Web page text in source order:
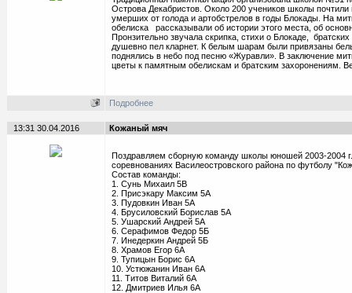
Острова Декабристов. Около 200 учеников школы почтили
умерших от голода и артобстрелов в годы Блокады. На
обелиска рассказывали об истории этого места, об
Пронзительно звучала скрипка, стихи о Блокаде,
душевно пел кларнет. К белым шарам были привязаны
поднялись в небо под песню «Журавли». В заключение
цветы к памятным обелискам и братским захоронениям.
Подробнее
13:31 30.04.2016 Кожаный мяч
Поздравляем сборную команду школы юношей 2003-2004
соревнованиях Василеостровского района по футболу
Состав команды:
1. Сунь Михаил 5В
2. Присэкару Максим 5А
3. Пудовкин Иван 5А
4. Брусиловский Борислав 5А
5. Ушарский Андрей 5А
6. Серафимов Федор 5Б
7. Инедеркин Андрей 5Б
8. Храмов Егор 6А
9. Тупицын Борис 6А
10. Устюжанин Иван 6А
11. Титов Виталий 6А
12. Дмитриев Илья 6А